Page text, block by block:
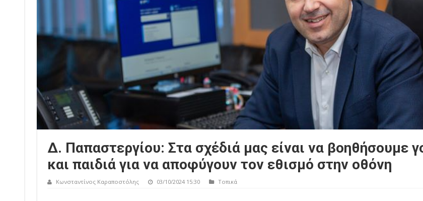
Δ. Παπαστεργίου: Στα σχέδιά μας είναι να βοηθήσουμε
και παιδιά για να αποφύγουν τον εθισμό στην οθόνη
Κωνσταντίνος Καραποστόλης 03/10/2024 15:30 Τοπικά